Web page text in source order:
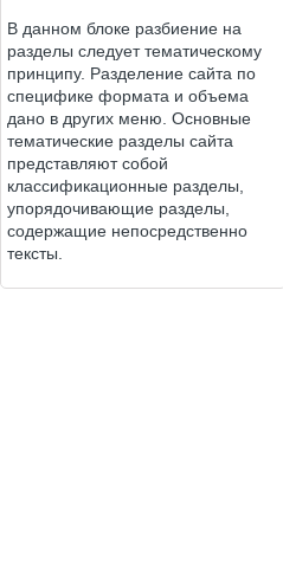
В данном блоке разбиение на
разделы следует тематическому
принципу. Разделение сайта по
специфике формата и объема
дано в других меню. Основные
тематические разделы сайта
представляют собой
классификационные разделы,
упорядочивающие разделы,
содержащие непосредственно
тексты.